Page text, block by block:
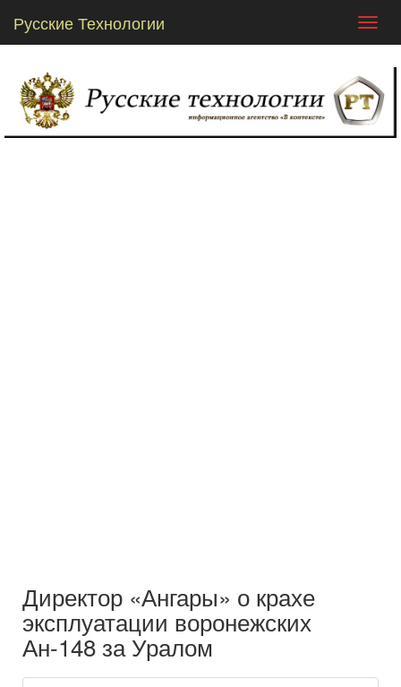
Русские Технологии
Директор «Ангары» о крахе
эксплуатации воронежских
Ан-148 за Уралом